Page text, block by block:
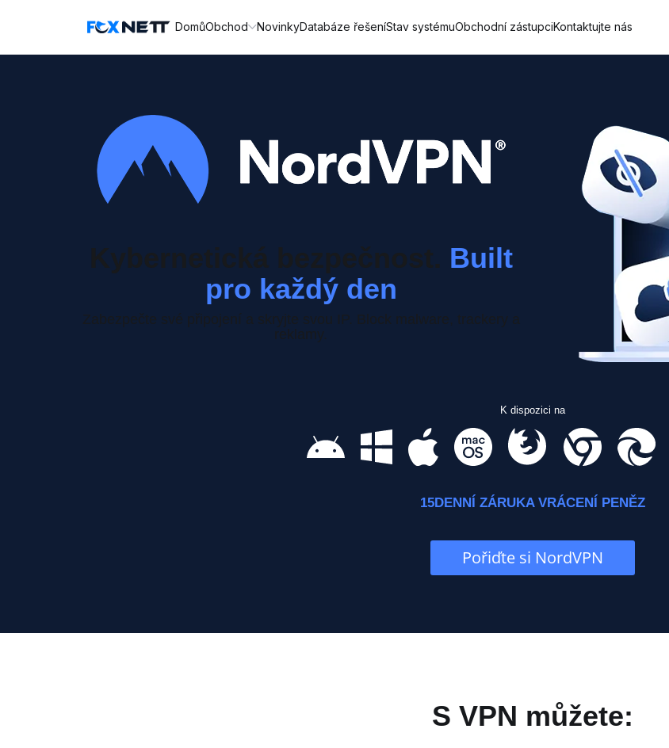
DomůObchod NovinkyDatabáze řešeníStav systémuObchodní zástupciKontaktujte nás
Kybernetická bezpečnost.
Built
pro každý den
Zabezpečte své připojení a skryjte svou IP.
Block malware, trackery a
reklamy.
K dispozici na
15DENNÍ ZÁRUKA VRÁCENÍ PENĚZ
Pořiďte si NordVPN
S VPN můžete: